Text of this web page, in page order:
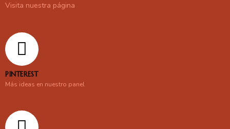
Visita nuestra página
PINTEREST
Más ideas en nuestro panel